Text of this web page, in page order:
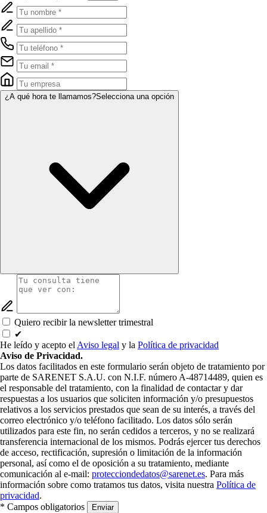
¿A qué hora te llamamos?Selecciona una opción
Quiero recibir la newsletter trimestral
✔
He leído y acepto el Aviso legal y la Política de privacidad
Aviso de Privacidad.
Los datos facilitados en este formulario serán objeto de tratamiento por
parte de SARENET S.A.U. con N.I.F. número A-48714489, quien es
el responsable del tratamiento, con la finalidad de contactar y dar
respuestas a los usuarios que soliciten información y/o presupuestos
relativos a los servicios prestados que sean de su interés, a través del
correo electrónico y/o teléfono facilitado. Los datos sólo serán
utilizados para este fin, no serán cedidos a terceros, y no se realizará
transferencia internacional de los mismos. Podrás ejercer tus derechos
de acceso, rectificación, supresión o limitación de la información
personal, así como el de oposición a su tratamiento, mediante
comunicación al e-mail: protecciondedatos@sarenet.es. Para más
información sobre como tratamos tus datos, visita nuestra Política de
privacidad.
* Campos obligatorios
Enviar